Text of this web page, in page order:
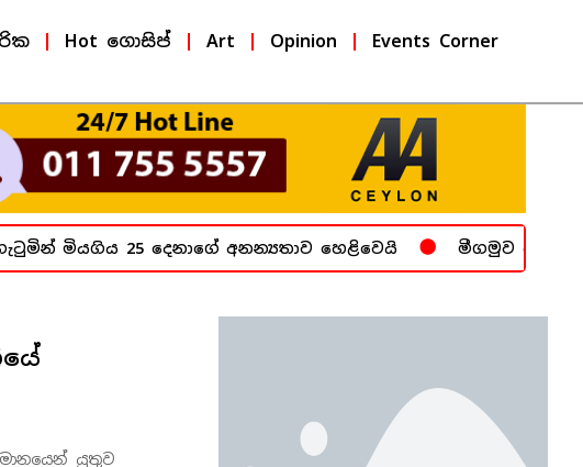
Hot ගොසිප් Art Opinion Events Corner
මියගිය 25 දෙනාගේ අනන්‍යතාව හෙළිවෙයි මීගමුව
යුතුව